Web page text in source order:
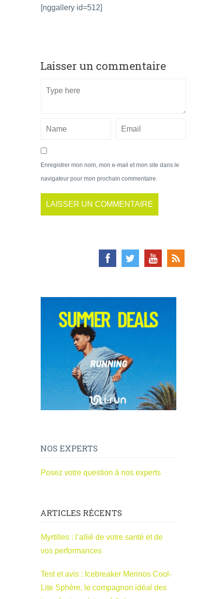
[nggallery id=512]
Laisser un commentaire
Enregistrer mon nom, mon e-mail et mon site dans le
navigateur pour mon prochain commentaire.
NOS EXPERTS
Posez votre question à nos experts
ARTICLES RÉCENTS
Myrtilles : l’allié de votre santé et de
vos performances
Test et avis : Icebreaker Merinos Cool-
Lite Sphère, le compagnon idéal des